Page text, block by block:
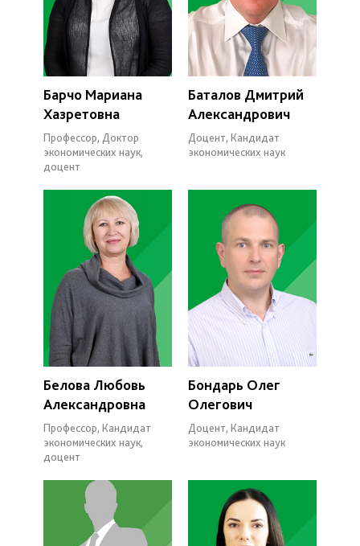
Барчо Мариана
Хазретовна
Профессор, Доктор
экономических наук,
доцент
Баталов Дмитрий
Александрович
Доцент, Кандидат
экономических наук
Белова Любовь
Александровна
Профессор, Кандидат
экономических наук,
доцент
Бондарь Олег
Олегович
Доцент, Кандидат
экономических наук